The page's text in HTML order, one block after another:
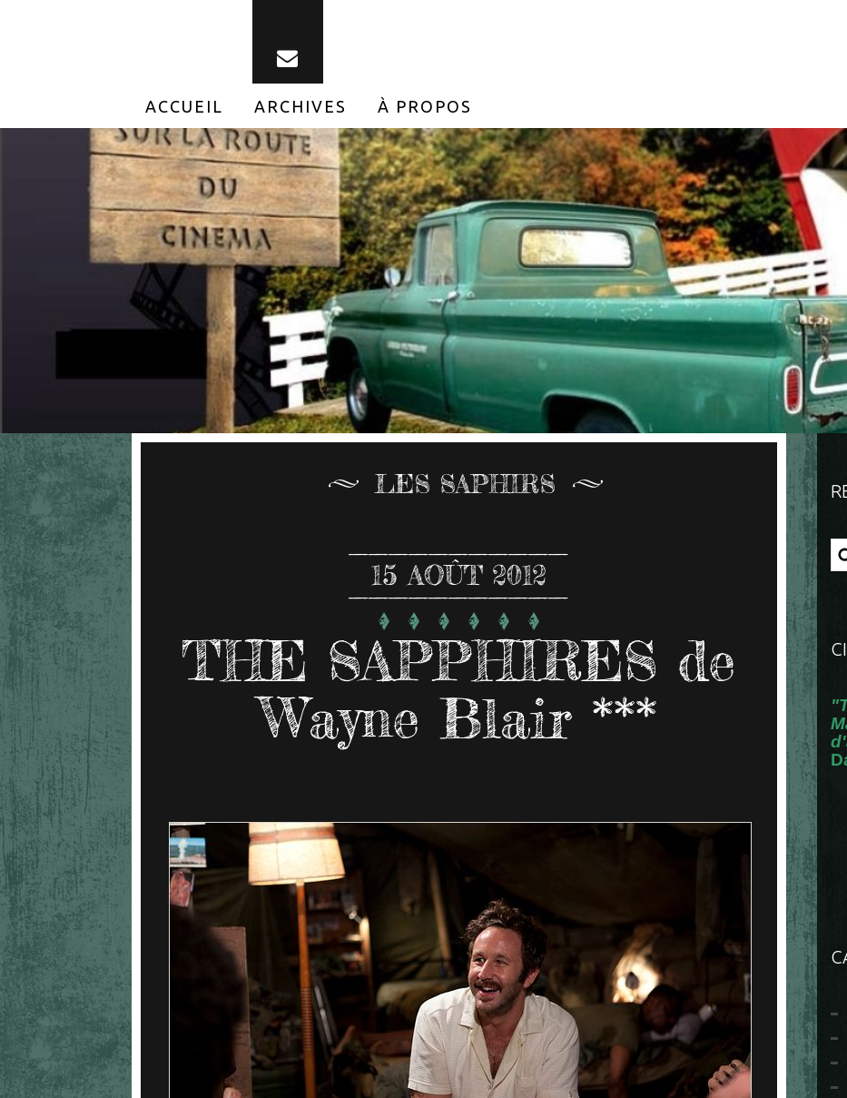
ACCUEIL ARCHIVES À PROPOS
LES SAPHIRS
15 AOÛT 2012
THE SAPPHIRES de
Wayne Blair ***